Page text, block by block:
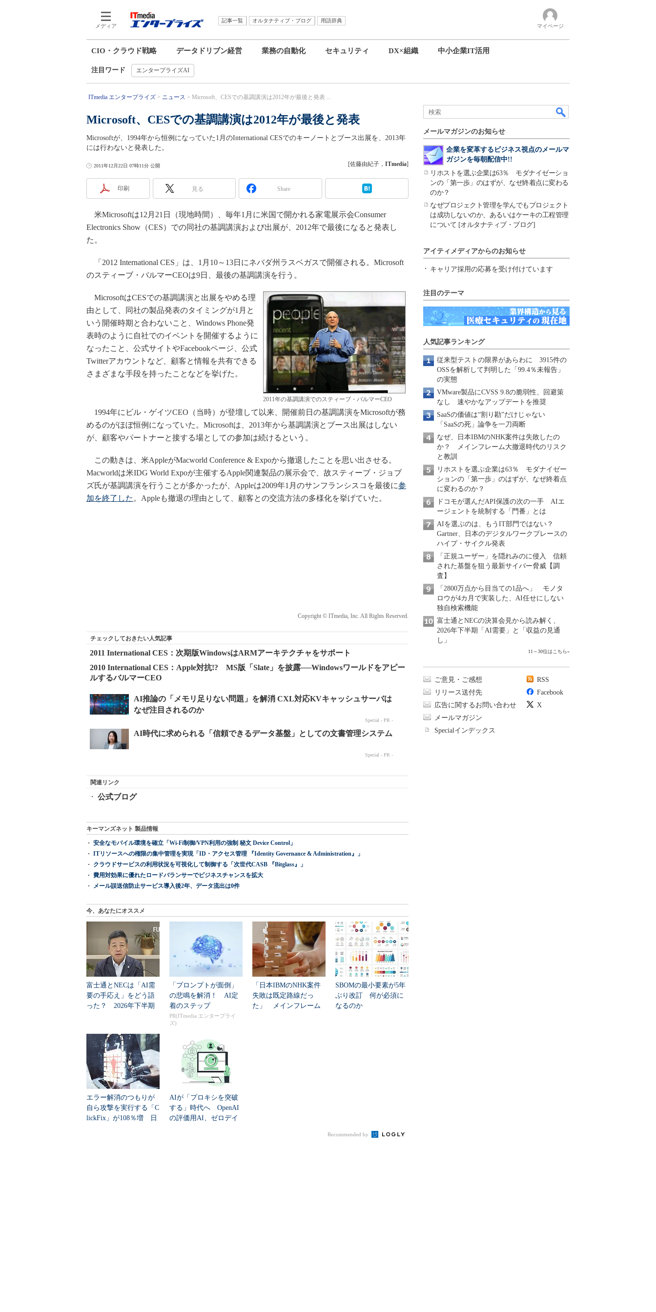
メディア
記事一覧 オルタナティブ・ブログ
用語辞典
マイページ
CIO・クラウド戦略 データドリブン経営 業務の自動化 セキュリティ DX×組織 中小企業IT活用
注目ワード エンタープライズAI
ITmedia エンタープライズ ニュース Microsoft、CESでの基調講演は2012年が最後と発表 ...
Microsoft、CESでの基調講演は2012年が最後と発表
Microsoftが、1994年から恒例になっていた1月のInternational CESでのキーノートとブース出展を、2013年
には行わないと発表した。
2011年12月22日 07時11分 公開 [佐藤由紀子， ITmedia]
印刷 見る Share
米Microsoftは12月21日（現地時間）、毎年1月に米国で開かれる家電展示会Consumer
Electronics Show（CES）での同社の基調講演および出展が、2012年で最後になると発表し
た。
「2012 International CES」は、1月10～13日にネバダ州ラスベガスで開催される。Microsoft
のスティーブ・バルマーCEOは9日、最後の基調講演を行う。
2011年の基調講演でのスティーブ・バルマーCEO
MicrosoftはCESでの基調講演と出展をやめる理
由として、同社の製品発表のタイミングが1月と
いう開催時期と合わないこと、Windows Phone発
表時のように自社でのイベントを開催するように
なったこと、公式サイトやFacebookページ、公式
Twitterアカウントなど、顧客と情報を共有できる
さまざまな手段を持ったことなどを挙げた。
1994年にビル・ゲイツCEO（当時）が登壇して以来、開催前日の基調講演をMicrosoftが務
めるのがほぼ恒例になっていた。Microsoftは、2013年から基調講演とブース出展はしない
が、顧客やパートナーと接する場としての参加は続けるという。
この動きは、米AppleがMacworld Conference & Expoから撤退したことを思い出させる。
Macworldは米IDG World Expoが主催するApple関連製品の展示会で、故スティーブ・ジョブ
ズ氏が基調講演を行うことが多かったが、Appleは2009年1月のサンフランシスコを最後に参
加を終了した 。Appleも撤退の理由として、顧客との交流方法の多様化を挙げていた。
Copyright © ITmedia, Inc. All Rights Reserved.
チェックしておきたい人気記事
2011 International CES：次期版WindowsはARMアーキテクチャをサポート
2010 International CES：Apple対抗!? MS版「Slate」を披露──Windowsワールドをアピー
ルするバルマーCEO
関連リンク
公式ブログ
キーマンズネット 製品情報
安全なモバイル環境を確立「Wi-Fi制御/VPN利用の強制 秘文 Device Control」
ITリソースへの権限の集中管理を実現「ID・アクセス管理 『Identity Governance & Administration』」
クラウドサービスの利用状況を可視化して制御する「次世代CASB 『Bitglass』」
費用対効果に優れたロードバランサーでビジネスチャンスを拡大
メール誤送信防止サービス導入後2年、データ流出は0件
今、あなたにオススメ
富士通とNECは「AI需
要の手応え」をどう語
った？ 2026年下半期
「プロンプトが面倒」
の悲鳴を解消！ AI定
着のステップ
PR(ITmedia エンタープライ
ズ)
「日本IBMのNHK案件
失敗は既定路線だっ
た」 メインフレーム
SBOMの最小要素が5年
ぶり改訂 何が必須に
なるのか
エラー解消のつもりが
自ら攻撃を実行する「C
lickFix」が108％増 日
AIが「プロキシを突破
する」時代へ OpenAI
の評価用AI、ゼロデイ
Recommended by
メールマガジンのお知らせ
企業を変革するビジネス視点のメールマ
ガジンを毎朝配信中!!
リホストを選ぶ企業は63％ モダナイゼーショ
ンの「第一歩」のはずが、なぜ終着点に変わる
のか？
なぜプロジェクト管理を学んでもプロジェクト
は成功しないのか、あるいはケーキの工程管理
について [オルタナティブ・ブログ]
アイティメディアからのお知らせ
キャリア採用の応募を受け付けています
注目のテーマ
人気記事ランキング
従来型テストの限界があらわに 3915件の
OSSを解析して判明した「99.4％未報告」
の実態
VMware製品にCVSS 9.8の脆弱性、回避策
なし 速やかなアップデートを推奨
SaaSの価値は“割り勘”だけじゃない
「SaaSの死」論争を一刀両断
なぜ、日本IBMのNHK案件は失敗したの
か？ メインフレーム大撤退時代のリスク
と教訓
リホストを選ぶ企業は63％ モダナイゼー
ションの「第一歩」のはずが、なぜ終着点
に変わるのか？
ドコモが選んだAPI保護の次の一手 AIエ
ージェントを統制する「門番」とは
AIを選ぶのは、もうIT部門ではない？
Gartner、日本のデジタルワークプレースの
ハイプ・サイクル発表
「正規ユーザー」を隠れみのに侵入 信頼
された基盤を狙う最新サイバー脅威【調
査】
「2800万点から目当ての1品へ」 モノタ
ロウが4カ月で実装した、AI任せにしない
独自検索機能
富士通とNECの決算会見から読み解く、
2026年下半期「AI需要」と「収益の見通
し」
11～30位はこちら»
ご意見・ご感想
リリース送付先
広告に関するお問い合わせ
メールマガジン
Specialインデックス
RSS
Facebook
X